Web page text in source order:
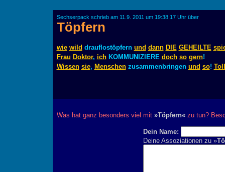
Sechserpack schrieb am 11.9. 2011 um 19:38:17 Uhr über
Töpfern
wie wild drauflostöpfern und dann DIE GEHEILTE
Frau Doktor, ichKOMMUNIZIERE doch so gern!
Wissen sie, Menschenzusammenbringen und so! Toll
Was hat ganz besonders viel mit »Töpfern«zu tun?
Dein Name:
Deine Assoziationen zu »